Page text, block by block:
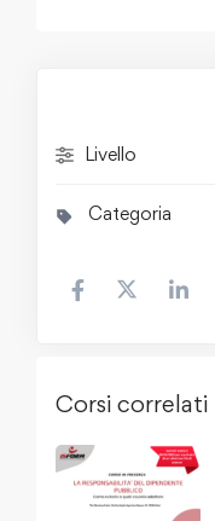
Livello
Categoria
Corsi correlati